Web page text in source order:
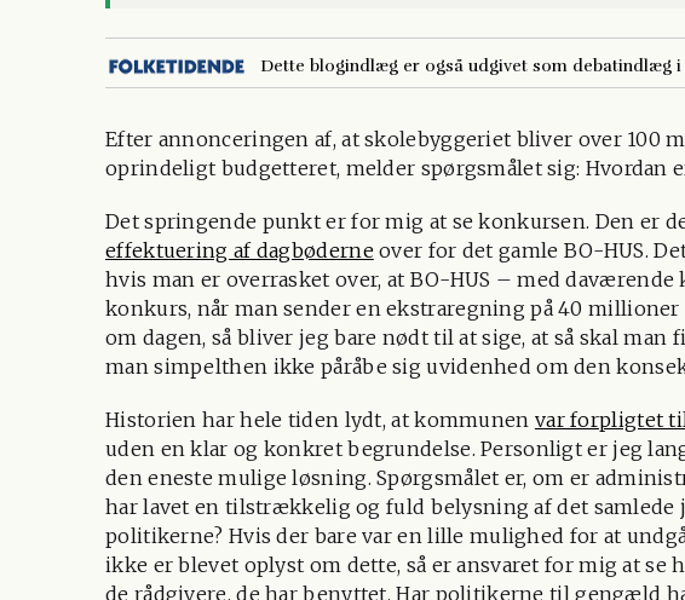
Dette blogindlæg er også udgivet som debatindlæg i
Efter annonceringen af, at skolebyggeriet bliver over 100
oprindeligt budgetteret, melder spørgsmålet sig: Hvordan
Det springende punkt er for mig at se konkursen. Den er
effektuering af dagbøderneover for det gamle BO-HUS.
hvis man er overrasket over, at BO-HUS – med
konkurs, når man sender en ekstraregning på 40 millioner
om dagen, så bliver jeg bare nødt til at sige, at så skal man
man simpelthen ikke påråbe sig uvidenhed om den
Historien har hele tiden lydt, at kommunen var forpligtet
uden en klar og konkret begrundelse. Personligt er jeg
den eneste mulige løsning. Spørgsmålet er, om er
har lavet en tilstrækkelig og fuld belysning af det samlede
politikerne? Hvis der bare var en lille mulighed for at
ikke er blevet oplyst om dette, så er ansvaret for mig at
de rådgivere, de har benyttet. Har politikerne til gengæld